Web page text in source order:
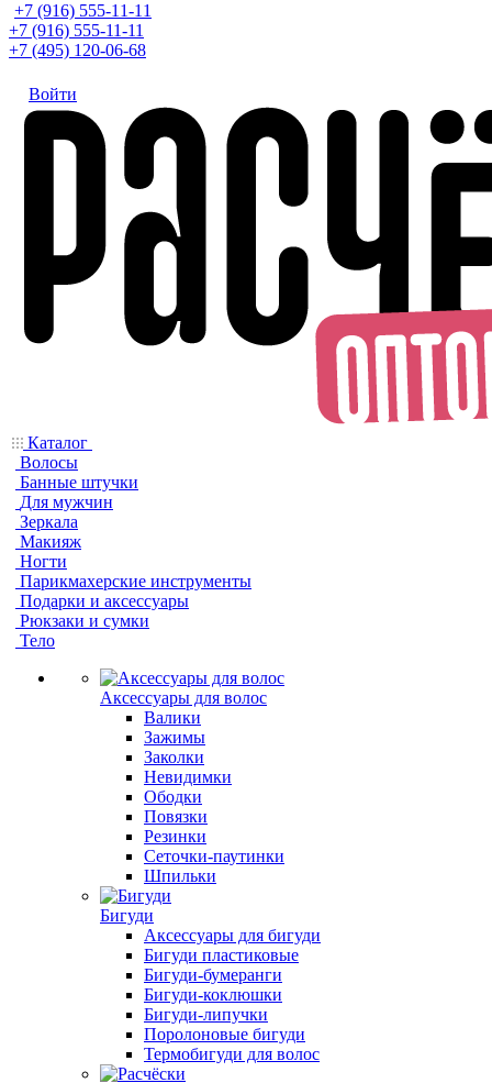
+7 (916) 555-11-11
+7 (916) 555-11-11
+7 (495) 120-06-68
Войти
Каталог
Волосы
Банные штучки
Для мужчин
Зеркала
Макияж
Ногти
Парикмахерские инструменты
Подарки и аксессуары
Рюкзаки и сумки
Тело
Аксессуары для волос
Валики
Зажимы
Заколки
Невидимки
Ободки
Повязки
Резинки
Сеточки-паутинки
Шпильки
Бигуди
Аксессуары для бигуди
Бигуди пластиковые
Бигуди-бумеранги
Бигуди-коклюшки
Бигуди-липучки
Поролоновые бигуди
Термобигуди для волос